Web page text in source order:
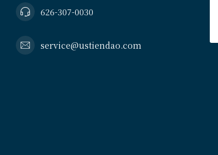
626-307-0030
service@ustiendao.com